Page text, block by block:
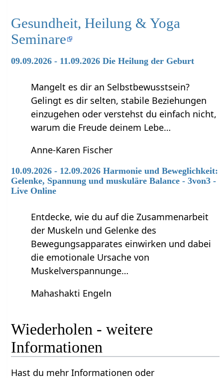
Gesundheit, Heilung & Yoga
Seminare
09.09.2026 - 11.09.2026 Die Heilung der Geburt
Mangelt es dir an Selbstbewusstsein?
Gelingt es dir selten, stabile Beziehungen
einzugehen oder verstehst du einfach nicht,
warum die Freude deinem Lebe…
Anne-Karen Fischer
10.09.2026 - 12.09.2026 Harmonie und Beweglichkeit:
Gelenke, Spannung und muskuläre Balance - 3von3 -
Live Online
Entdecke, wie du auf die Zusammenarbeit
der Muskeln und Gelenke des
Bewegungsapparates einwirken und dabei
die emotionale Ursache von
Muskelverspannunge…
Mahashakti Engeln
Wiederholen‏‎ - weitere
Informationen
Hast du mehr Informationen oder